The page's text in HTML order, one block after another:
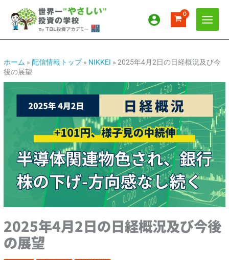
ス
ッ
プ
ホーム »配信情報トップ» NIKKEI »2025年4月2日の日経概況及び今
後の展望
2025年4月2日の日経概況及び今後
の展望
ー
ブ
テ
ー